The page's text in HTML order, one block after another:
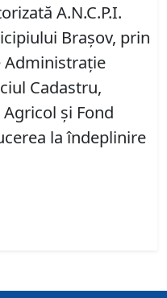
A.N.C.P.I.
Brașov, prin
Administrație
Cadastru,
și Fond
la îndeplinire